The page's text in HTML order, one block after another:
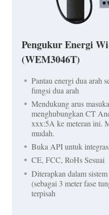
Pengukur Energi
(WEM3046T)
Pantau energi dua arah
fungsi dua arah
Mendukung arus
menghubungkan CT
xxx:5A ke meteran ini.
mudah.
Buka API untuk
CE, FCC, RoHs Sesuai
Diterapkan dalam
(sebagai 3 meter fase
terpisah